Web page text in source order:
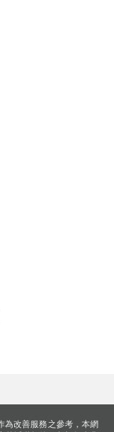
為改善服務之參考，本網